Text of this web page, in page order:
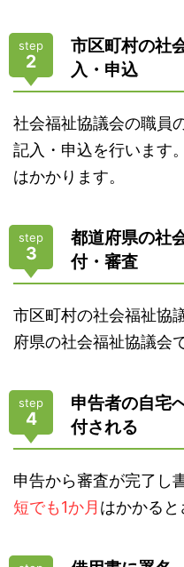
step
2
市区町村の社
入・申込
社会福祉協議会の職員
記入・申込を行います
はかかります。
step
3
都道府県の社
付・審査
市区町村の社会福祉協
府県の社会福祉協議会
step
4
申告者の自宅
付される
申告から審査が完了し
短でも1か月 はかかると